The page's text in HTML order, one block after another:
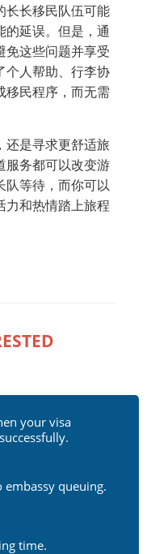
长长移民队伍可能
的延误。但是，通
免这些问题并享受
个人帮助、行李协
移民程序，而无需
还是寻求更舒适旅
服务都可以改变游
队等待，而你可以
力和热情踏上旅程
your visa
embassy queuing.
time.